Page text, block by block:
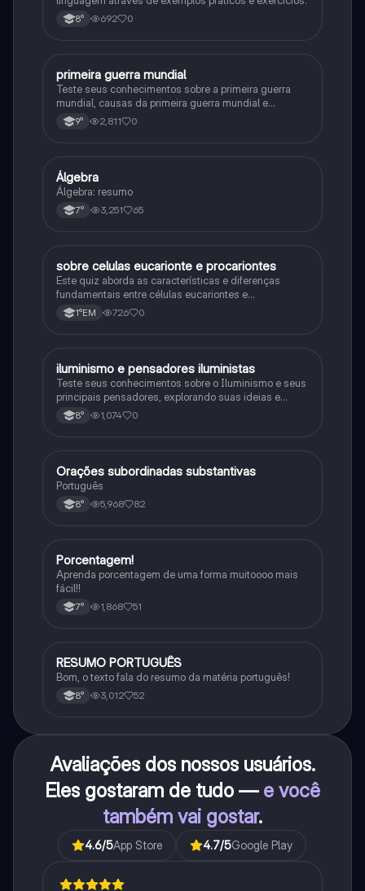
8° 692 0
História
primeira guerra mundial
Teste seus conhecimentos sobre a primeira guerra
mundial, causas da primeira guerra mundial e
consequências da Primeira Guerra Mundial, fases da
primeira guerra mundial
9° 2,811 0
Matematica
Álgebra
Álgebra: resumo
7° 3,251 65
Biologia
sobre celulas eucarionte e procariontes
Este quiz aborda as características e diferenças
fundamentais entre células eucariontes e
procariontes.
1°EM 726 0
História
iluminismo e pensadores iluministas
Teste seus conhecimentos sobre o Iluminismo e seus
principais pensadores, explorando suas ideias e
impacto histórico.
8° 1,074 0
Português
Orações subordinadas substantivas
Português
8° 5,968 82
Matematica
Porcentagem!
Aprenda porcentagem de uma forma muitoooo mais
fácil!!
7° 1,868 51
Português
RESUMO PORTUGUÊS
Bom, o texto fala do resumo da matéria português!
8° 3,012 52
Avaliações dos nossos usuários.
Eles gostaram de tudo — e você
também vai gostar.
4.6/5App Store 4.7/5Google Play